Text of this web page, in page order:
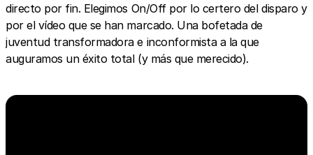
directo por fin. Elegimos On/Off por lo certero del disparo y
por el vídeo que se han marcado. Una bofetada de
juventud transformadora e inconformista a la que
auguramos un éxito total (y más que merecido).